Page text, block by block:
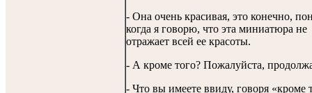
- Она очень красивая, это конечно,
когда я говорю, что эта миниатюра не
отражает всей ее красоты.
- А кроме того? Пожалуйста,
- Что вы имеете ввиду, говоря «кроме